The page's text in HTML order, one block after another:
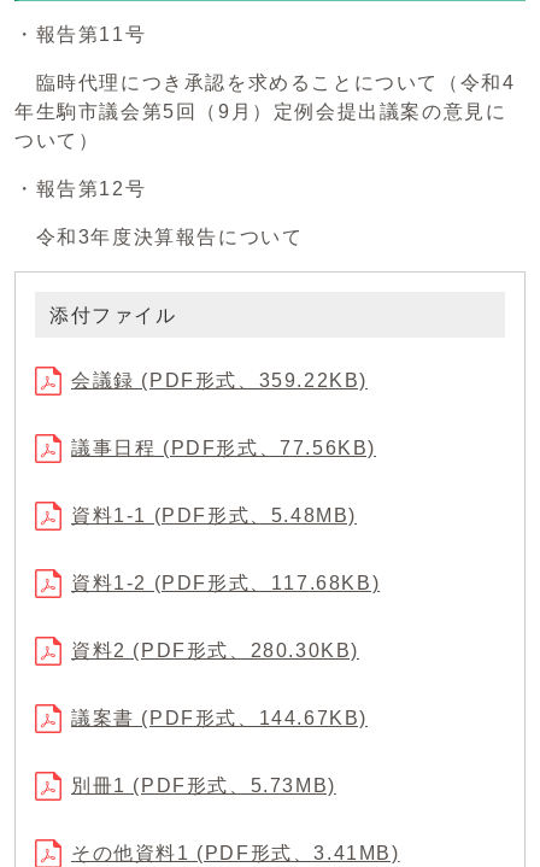
・報告第11号
臨時代理につき承認を求めることについて（令和4
年生駒市議会第5回（9月）定例会提出議案の意見に
ついて）
・報告第12号
令和3年度決算報告について
添付ファイル
会議録 (PDF形式、359.22KB)
議事日程 (PDF形式、77.56KB)
資料1-1 (PDF形式、5.48MB)
資料1-2 (PDF形式、117.68KB)
資料2 (PDF形式、280.30KB)
議案書 (PDF形式、144.67KB)
別冊1 (PDF形式、5.73MB)
その他資料1 (PDF形式、3.41MB)